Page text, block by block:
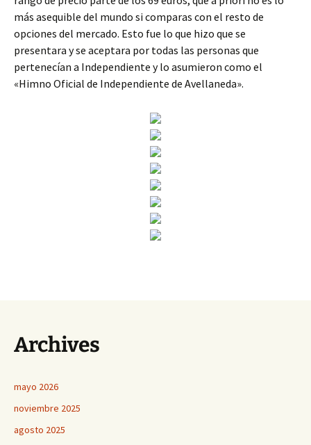
más asequible del mundo si comparas con el resto de
opciones del mercado. Esto fue lo que hizo que se
presentara y se aceptara por todas las personas que
pertenecían a Independiente y lo asumieron como el
«Himno Oficial de Independiente de Avellaneda».
Archives
mayo 2026
noviembre 2025
agosto 2025